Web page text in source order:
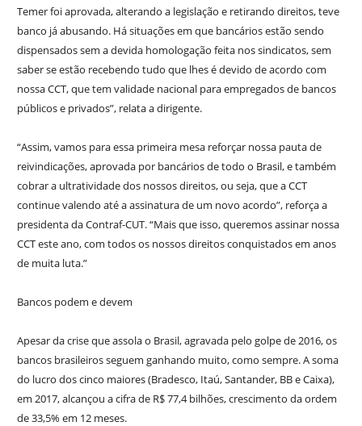
Temer foi aprovada, alterando a legislação e retirando direitos, teve
banco já abusando. Há situações em que bancários estão sendo
dispensados sem a devida homologação feita nos sindicatos, sem
saber se estão recebendo tudo que lhes é devido de acordo com
nossa CCT, que tem validade nacional para empregados de bancos
públicos e privados”, relata a dirigente.
“Assim, vamos para essa primeira mesa reforçar nossa pauta de
reivindicações, aprovada por bancários de todo o Brasil, e também
cobrar a ultratividade dos nossos direitos, ou seja, que a CCT
continue valendo até a assinatura de um novo acordo”, reforça a
presidenta da Contraf-CUT. “Mais que isso, queremos assinar nossa
CCT este ano, com todos os nossos direitos conquistados em anos
de muita luta.”
Bancos podem e devem
Apesar da crise que assola o Brasil, agravada pelo golpe de 2016, os
bancos brasileiros seguem ganhando muito, como sempre. A soma
do lucro dos cinco maiores (Bradesco, Itaú, Santander, BB e Caixa),
em 2017, alcançou a cifra de R$ 77,4 bilhões, crescimento da ordem
de 33,5% em 12 meses.